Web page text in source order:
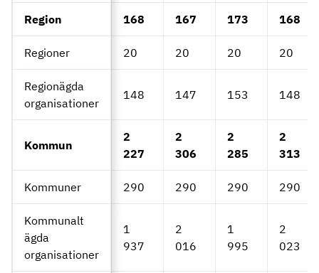
Region 168 167 173 168
Regioner 20 20 20 20
Regionägda
organisationer
148 147 153 148
Kommun
2
227
2
306
2
285
2
313
Kommuner 290 290 290 290
Kommunalt
ägda
organisationer
1
937
2
016
1
995
2
023